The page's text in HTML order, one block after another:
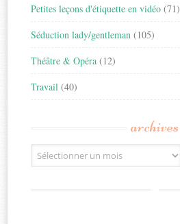
Petites leçons d'étiquette en vidéo (71)
Séduction lady/gentleman (105)
Théâtre & Opéra (12)
Travail (40)
archives
Archives